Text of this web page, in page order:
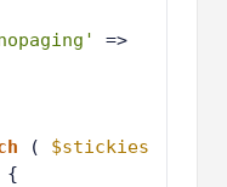
=>
( $stickies
{